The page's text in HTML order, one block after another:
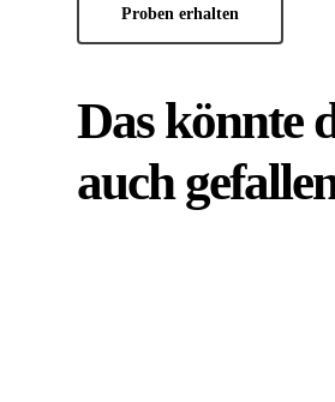
Proben erhalten
Das könnte
auch